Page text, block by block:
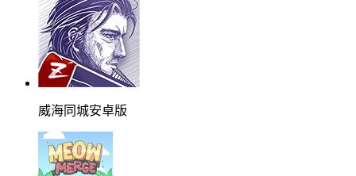
威海同城安卓版